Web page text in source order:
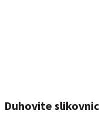
Duhovite